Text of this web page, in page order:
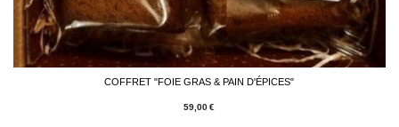
COFFRET "FOIE GRAS & PAIN D'ÉPICES"
59,00€